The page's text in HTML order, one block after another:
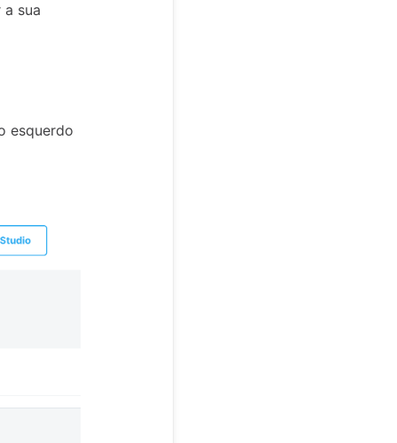
sua
esquerdo